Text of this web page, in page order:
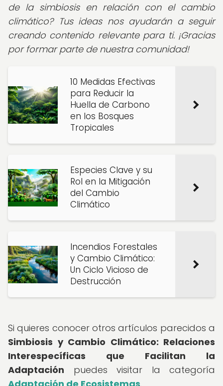
de la simbiosis en relación con el cambio
climático? Tus ideas nos ayudarán a seguir
creando contenido relevante para ti. ¡Gracias
por formar parte de nuestra comunidad!
10 Medidas Efectivas
para Reducir la
Huella de Carbono
en los Bosques
Tropicales
Especies Clave y su
Rol en la Mitigación
del Cambio
Climático
Incendios Forestales
y Cambio Climático:
Un Ciclo Vicioso de
Destrucción
Si quieres conocer otros artículos parecidos a
Simbiosis y Cambio Climático: Relaciones
Interespecíficas que Facilitan la
Adaptación puedes visitar la categoría